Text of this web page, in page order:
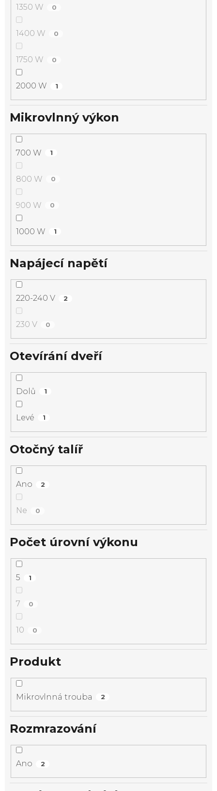
1350 W 0
1400 W 0
1750 W 0
2000 W 1
Mikrovlnný výkon
700 W 1
800 W 0
900 W 0
1000 W 1
Napájecí napětí
220-240 V 2
230 V 0
Otevírání dveří
Dolů 1
Levé 1
Otočný talíř
Ano 2
Ne 0
Počet úrovní výkonu
5 1
7 0
10 0
Produkt
Mikrovlnná trouba 2
Rozmrazování
Ano 2